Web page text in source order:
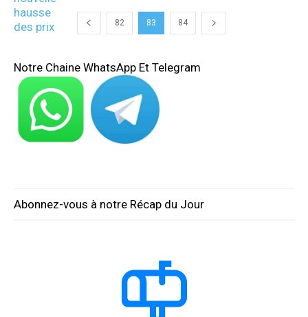
82 83 84
Notre Chaine WhatsApp Et Telegram
Abonnez-vous à notre Récap du Jour